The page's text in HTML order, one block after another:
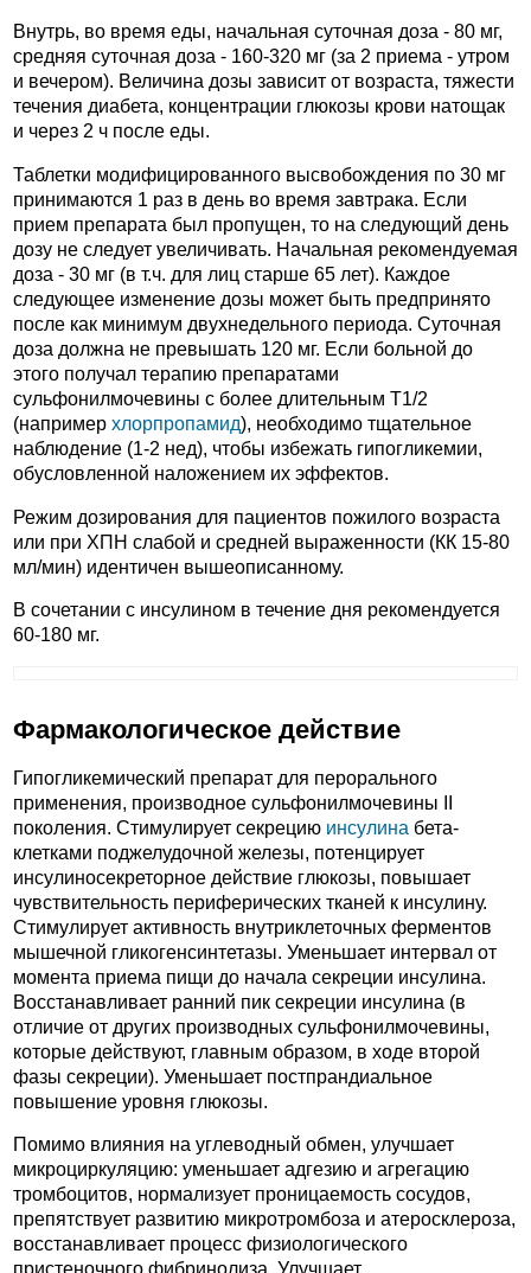
Внутрь, во время еды, начальная суточная доза - 80 мг,
средняя суточная доза - 160-320 мг (за 2 приема - утром
и вечером). Величина дозы зависит от возраста, тяжести
течения диабета, концентрации глюкозы крови натощак
и через 2 ч после еды.
Таблетки модифицированного высвобождения по 30 мг
принимаются 1 раз в день во время завтрака. Если
прием препарата был пропущен, то на следующий день
дозу не следует увеличивать. Начальная рекомендуемая
доза - 30 мг (в т.ч. для лиц старше 65 лет). Каждое
следующее изменение дозы может быть предпринято
после как минимум двухнедельного периода. Суточная
доза должна не превышать 120 мг. Если больной до
этого получал терапию препаратами
сульфонилмочевины с более длительным T1/2
(например хлорпропамид), необходимо тщательное
наблюдение (1-2 нед), чтобы избежать гипогликемии,
обусловленной наложением их эффектов.
Режим дозирования для пациентов пожилого возраста
или при ХПН слабой и средней выраженности (КК 15-80
мл/мин) идентичен вышеописанному.
В сочетании с инсулином в течение дня рекомендуется
60-180 мг.
Фармакологическое действие
Гипогликемический препарат для перорального
применения, производное сульфонилмочевины II
поколения. Стимулирует секрецию инсулина бета-
клетками поджелудочной железы, потенцирует
инсулиносекреторное действие глюкозы, повышает
чувствительность периферических тканей к инсулину.
Стимулирует активность внутриклеточных ферментов
мышечной гликогенсинтетазы. Уменьшает интервал от
момента приема пищи до начала секреции инсулина.
Восстанавливает ранний пик секреции инсулина (в
отличие от других производных сульфонилмочевины,
которые действуют, главным образом, в ходе второй
фазы секреции). Уменьшает постпрандиальное
повышение уровня глюкозы.
Помимо влияния на углеводный обмен, улучшает
микроциркуляцию: уменьшает адгезию и агрегацию
тромбоцитов, нормализует проницаемость сосудов,
препятствует развитию микротромбоза и атеросклероза,
восстанавливает процесс физиологического